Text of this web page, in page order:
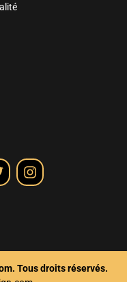
Tous droits réservés.